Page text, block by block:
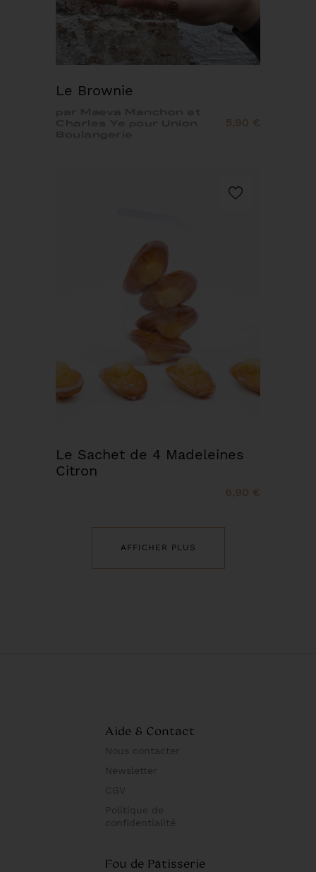
Le Brownie
5,90 €
Le Sachet de 4 Madeleines
Citron
6,90 €
AFFICHER PLUS
Aide & Contact
Nous contacter
Newsletter
CGV
Politique de
confidentialité
Fou de Pâtisserie